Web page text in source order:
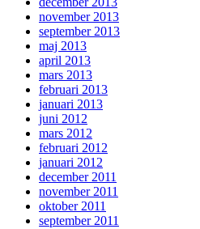
november 2013
september 2013
maj 2013
april 2013
mars 2013
februari 2013
januari 2013
juni 2012
mars 2012
februari 2012
januari 2012
december 2011
november 2011
oktober 2011
september 2011